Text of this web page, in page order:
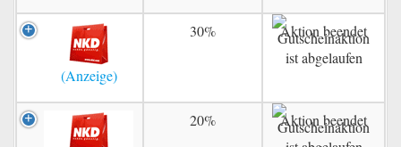
30% Aktion beendet
20% Aktion beendet